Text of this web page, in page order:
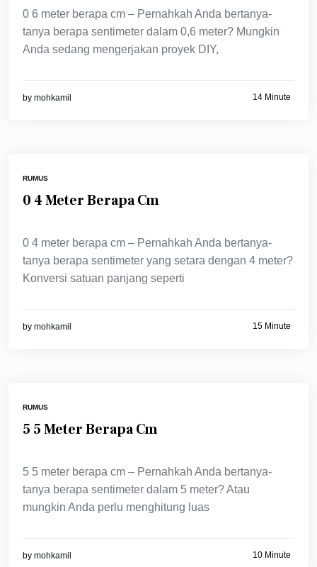
0 6 meter berapa cm – Pernahkah Anda bertanya-
tanya berapa sentimeter dalam 0,6 meter? Mungkin
Anda sedang mengerjakan proyek DIY,
by mohkamil 14 Minute
RUMUS
0 4 Meter Berapa Cm
0 4 meter berapa cm – Pernahkah Anda bertanya-
tanya berapa sentimeter yang setara dengan 4 meter?
Konversi satuan panjang seperti
by mohkamil 15 Minute
RUMUS
5 5 Meter Berapa Cm
5 5 meter berapa cm – Pernahkah Anda bertanya-
tanya berapa sentimeter dalam 5 meter? Atau
mungkin Anda perlu menghitung luas
by mohkamil 10 Minute